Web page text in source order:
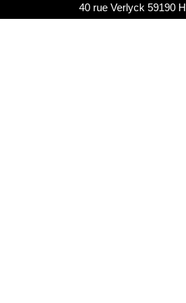
40 rue Verlyck 59190